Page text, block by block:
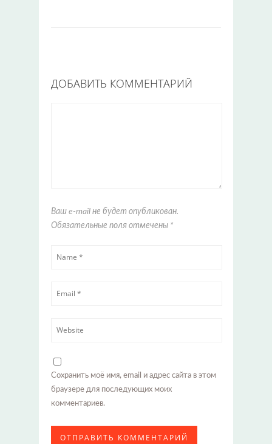
ДОБАВИТЬ КОММЕНТАРИЙ
Ваш e-mail не будет опубликован.
Обязательные поля отмечены *
Сохранить моё имя, email и адрес сайта в этом
браузере для последующих моих
комментариев.